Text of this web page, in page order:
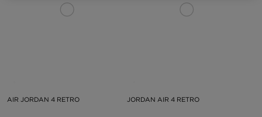
AIR JORDAN 4 RETRO JORDAN AIR 4 RETRO